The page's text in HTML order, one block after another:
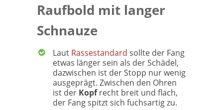
Raufbold mit langer
Schnauze
Laut Rassestandard sollte der Fang
etwas länger sein als der Schädel,
dazwischen ist der Stopp nur wenig
ausgeprägt. Zwischen den Ohren
ist der Kopfrecht breit und flach,
der Fang spitzt sich fuchsartig zu.